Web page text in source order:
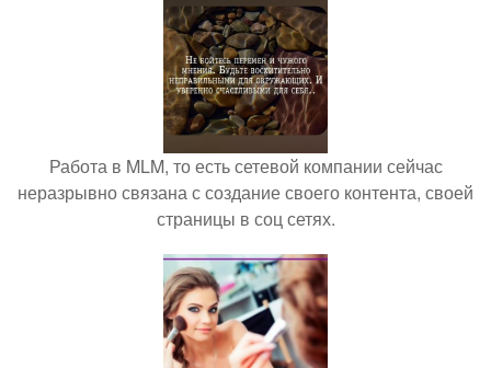
Работа в MLM, то есть сетевой компании сейчас
неразрывно связана с создание своего контента, своей
страницы в соц сетях.